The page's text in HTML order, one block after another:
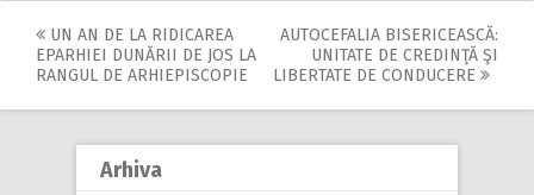
Post
navigation
UN AN DE LA RIDICAREA
EPARHIEI DUNĂRII DE JOS LA
RANGUL DE ARHIEPISCOPIE
AUTOCEFALIA BISERICEASCĂ:
UNITATE DE CREDINŢĂ ŞI
LIBERTATE DE CONDUCERE
Arhiva